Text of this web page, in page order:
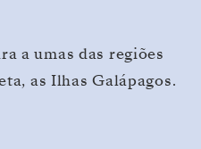
a umas das regiões
as Ilhas Galápagos.
visitar este